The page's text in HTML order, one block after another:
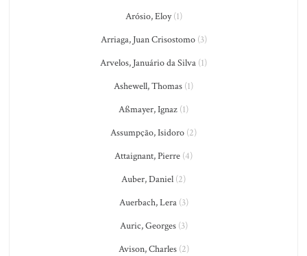
Arósio, Eloy(1)
Arriaga, Juan Crisostomo(3)
Arvelos, Januário da Silva (1)
Ashewell, Thomas (1)
Aßmayer, Ignaz (1)
Assumpção, Isidoro (2)
Attaignant, Pierre (4)
Auber, Daniel (2)
Auerbach, Lera(3)
Auric, Georges(3)
Avison, Charles(2)